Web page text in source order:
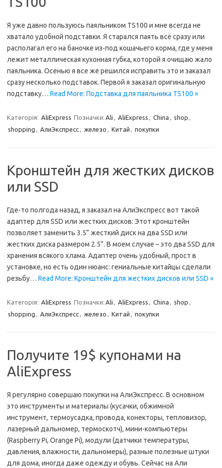
Я уже давно пользуюсь паяльником TS100 и мне всегда не
хватало удобной подставки. Я старался паять всё сразу или
располагал его на баночке из-под кошачьего корма, где у меня
лежит металлическая кухонная губка, которой я очищаю жало
паяльника. Осенью я все же решился исправить это и заказал
сразу несколько подставок. Первой я заказал оригинальную
подставку… Read More: Подставка для паяльника TS100 »
Категорія: AliExpress Позначки: Ali , AliExpress , China , shop ,
shopping , АлиЭкспресс, железо , Китай , покупки
Кронштейн для жестких дисков
или SSD
Где-то полгода назад, я заказал на АлиЭкспресс вот такой
адаптер для SSD или жестких дисков: Этот кронштейн
позволяет заменить 3.5” жесткий диск на два SSD или
жестких диска размером 2.5”. В моем случае – это два SSD для
хранения всякого хлама. Адаптер очень удобный, прост в
установке, но есть один нюанс: гениальные китайцы сделали
резьбу… Read More: Кронштейн для жестких дисков или SSD »
Категорія: AliExpress Позначки: Ali , AliExpress , China , shop ,
shopping , АлиЭкспресс, железо , Китай , покупки
Получите 19$ купонами на
AliExpress
Я регулярно совершаю покупки на АлиЭкспресс. В основном
это инструменты и материалы (кусачки, обжимной
инструмент, термоусадка, провода, конекторы, тепловизор,
лазерный дальномер, термоскотч), мини-компьютеры
(Raspberry Pi, Orange Pi), модули (датчики температуры,
давления, влажности, дальномеры), разные полезные штуки
для дома, иногда даже одежду и обувь. Сейчас на Али